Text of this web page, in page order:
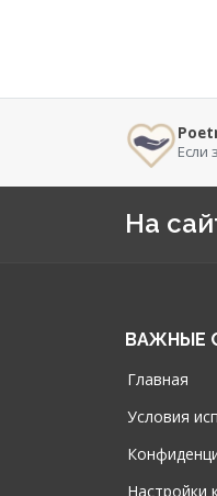
Если
На
ВАЖНЫЕ
Главная
Условия
Настройки